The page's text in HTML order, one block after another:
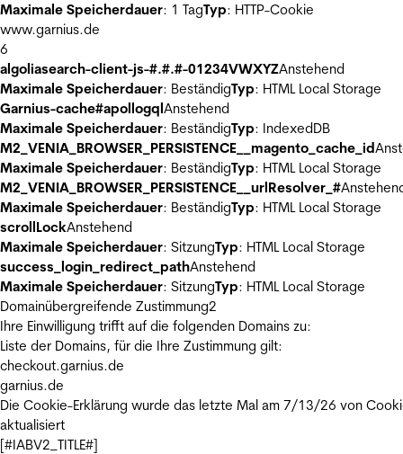
Maximale Speicherdauer: 1 TagTyp: HTTP-Cookie
www.garnius.de
6
algoliasearch-client-js-#.#.#-01234VWXYZAnstehend
Maximale Speicherdauer: BeständigTyp: HTML Local Storage
Garnius-cache#apollogqlAnstehend
Maximale Speicherdauer: BeständigTyp: IndexedDB
M2_VENIA_BROWSER_PERSISTENCE__magento_cache_id
Maximale Speicherdauer: BeständigTyp: HTML Local Storage
M2_VENIA_BROWSER_PERSISTENCE__urlResolver_#
Maximale Speicherdauer: BeständigTyp: HTML Local Storage
scrollLockAnstehend
Maximale Speicherdauer: SitzungTyp: HTML Local Storage
success_login_redirect_pathAnstehend
Maximale Speicherdauer: SitzungTyp: HTML Local Storage
Domainübergreifende Zustimmung2
Ihre Einwilligung trifft auf die folgenden Domains zu:
Liste der Domains, für die Ihre Zustimmung gilt:
checkout.garnius.de
garnius.de
Die Cookie-Erklärung wurde das letzte Mal am 7/13/26 von
aktualisiert
[#IABV2_TITLE#]